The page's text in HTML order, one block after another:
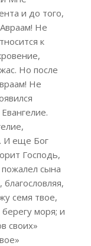
и до того,
Не
к
Но после
Не
И еще Бог
Господь,
сына
семя твое,
моря; и
своих»